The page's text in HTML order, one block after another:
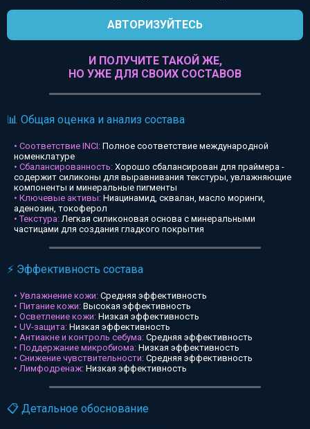
АВТОРИЗУЙТЕСЬ
И ПОЛУЧИТЕ ТАКОЙ ЖЕ,
НО УЖЕ ДЛЯ СВОИХ СОСТАВОВ
📊 Общая оценка и анализ состава
• Соответствие INCI: Полное соответствие международной
номенклатуре
• Сбалансированность: Хорошо сбалансирован для праймера -
содержит силиконы для выравнивания текстуры, увлажняющие
компоненты и минеральные пигменты
• Ключевые активы: Ниацинамид, сквалан, масло моринги,
аденозин, токоферол
• Текстура:Легкая силиконовая основа с минеральными
частицами для создания гладкого покрытия
⚡ Эффективность состава
• Увлажнение кожи: Средняя эффективность
• Питание кожи: Высокая эффективность
• Осветление кожи: Низкая эффективность
• UV-защита: Низкая эффективность
• Антиакне и контроль себума: Средняя эффективность
• Поддержание микробиома: Низкая эффективность
• Снижение чувствительности: Средняя эффективность
• Лимфодренаж: Низкая эффективность
📋 Детальное обоснование